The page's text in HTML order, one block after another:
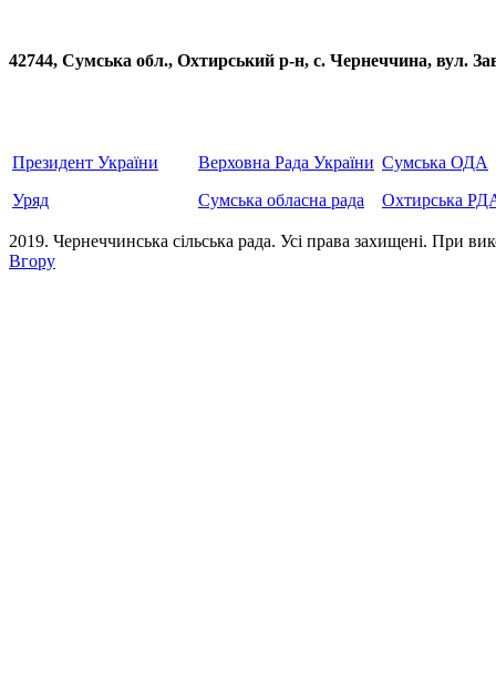
42744, Сумська обл., Охтирський р-н, с. Чернеччина,
Президент України
Уряд
Верховна Рада України
Сумська обласна рада
Сумська ОДА
Охтирська
2019. Чернеччинська сільська рада. Усi права захищенi. При
Вгору